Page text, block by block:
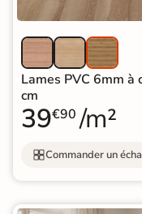
Lames PVC 6mm
cm
39€90 /m²
Commander un